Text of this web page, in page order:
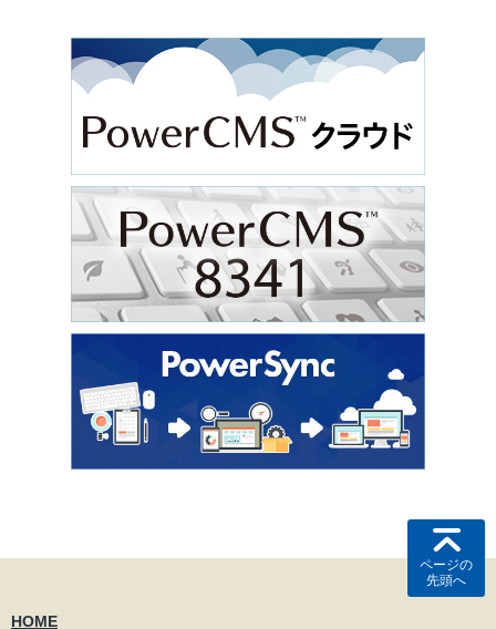
ページの
先頭へ
HOME